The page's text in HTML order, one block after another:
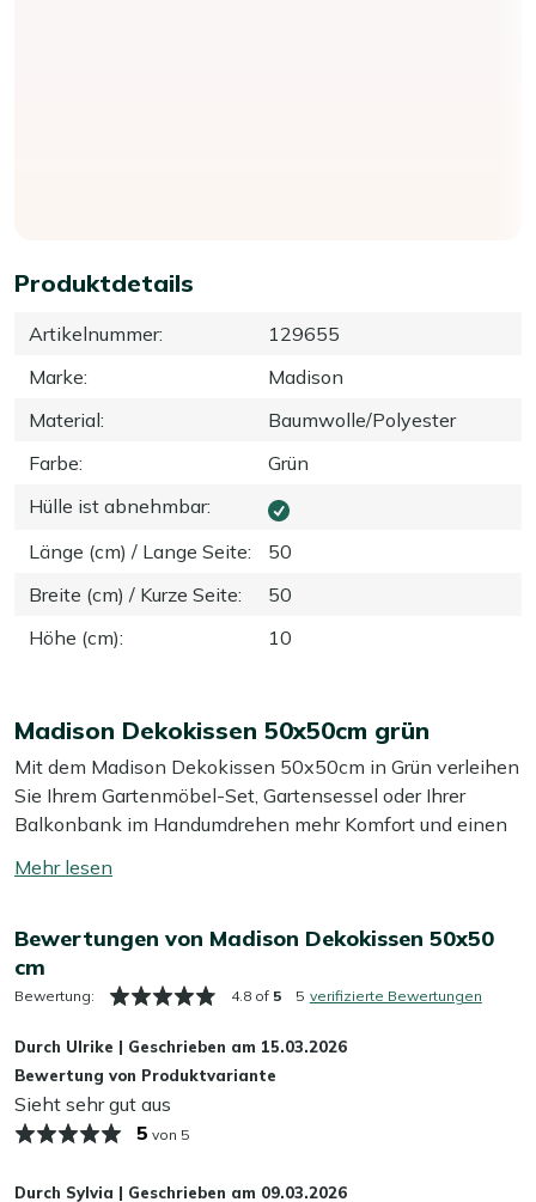
Produktdetails
Artikelnummer:
129655
Marke:
Madison
Material:
Baumwolle/Polyester
Farbe:
Grün
Hülle ist abnehmbar:
Länge (cm) / Lange Seite:
50
Breite (cm) / Kurze Seite:
50
Höhe (cm): 10
Madison Dekokissen 50x50cm grün
Mit dem Madison Dekokissen 50x50cm in Grün verleihen
Sie Ihrem Gartenmöbel-Set, Gartensessel oder Ihrer
Balkonbank im Handumdrehen mehr Komfort und einen
angenehm großzügig und bietet stabilen Halt im Rücken
Mischung aus Baumwolle und Polyester fühlt sich das
Kissen weich an und bleibt dennoch formstabil. Im
Lounge-Set sorgt es für zusätzliche Unterstützung im
kombinieren, oder Sie mischen es mit anderen Kissen,
wenn Sie Abwechslung bei Farben und Atmosphäre
mögen. Tipp: Lagern Sie Ihre Kissen im Herbst am besten
drinnen, so bleiben sie länger schön. Lassen Sie nasse
vermeiden Sie unnötige Verfärbungen.
Bewertungen von Madison Dekokissen 50x50
cm
Bewertung: 4.8 of 5 5 verifizierte Bewertungen
Durch Ulrike | Geschrieben am 15.03.2026
Bewertung von Produktvariante
Sieht sehr gut aus
5 von 5
Durch Sylvia | Geschrieben am 09.03.2026